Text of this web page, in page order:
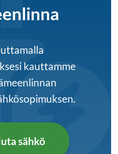
kauttamme
sähkö